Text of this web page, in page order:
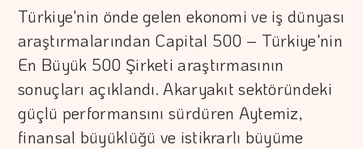
Türkiye'nin önde gelen ekonomi ve iş dünyası
araştırmalarından Capital 500 – Türkiye'nin
En Büyük 500 Şirketi araştırmasının
sonuçları açıklandı. Akaryakıt sektöründeki
güçlü performansını sürdüren Aytemiz,
finansal büyüklüğü ve istikrarlı büyüme